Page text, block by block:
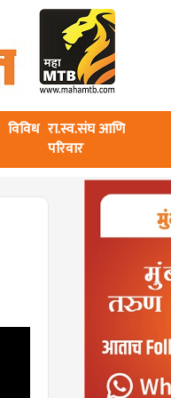
विविध रा.स्व.संघ आणि
परिवार